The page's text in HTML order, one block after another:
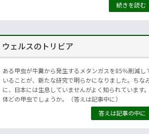
続きを読む
ウェルスのトリビア
ある甲虫が牛糞から発生するメタンガスを85％削減し
いることが、新たな研究で明らかになりました。ちな
に、日本には生息していませんがよく知られています
体どの甲虫でしょうか。（答えは記事中に）
答えは記事の中に